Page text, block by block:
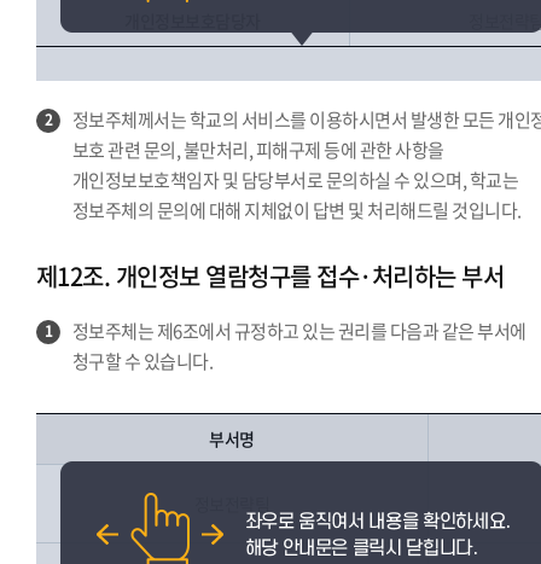
2
정보주체께서는 학교의 서비스를 이용하시면서 발생한 모든 개인
보호 관련 문의, 불만처리, 피해구제 등에 관한 사항을
개인정보보호책임자 및 담당부서로 문의하실 수 있으며, 학교는
정보주체의 문의에 대해 지체없이 답변 및 처리해드릴 것입니다.
제12조. 개인정보 열람청구를 접수·처리하는 부서
1
정보주체는 제6조에서 규정하고 있는 권리를 다음과 같은 부서에
청구할 수 있습니다.
부서명